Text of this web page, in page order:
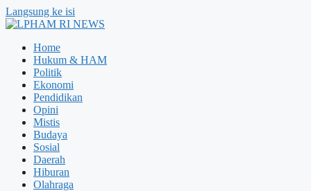
Langsung ke isi
Home
Hukum & HAM
Politik
Ekonomi
Pendidikan
Opini
Mistis
Budaya
Sosial
Daerah
Hiburan
Olahraga